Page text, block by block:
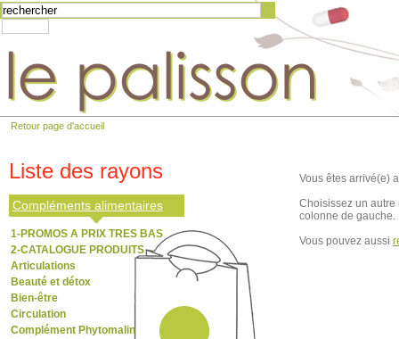
Retour page d'accueil
Liste des rayons
Compléments alimentaires
1-PROMOS A PRIX TRES BAS
2-CATALOGUE PRODUITS
Articulations
Beauté et détox
Bien-être
Circulation
Complément Phytomalin
Vous êtes arrivé(e)
Choisissez un
colonne de gauche.
Vous pouvez aussi